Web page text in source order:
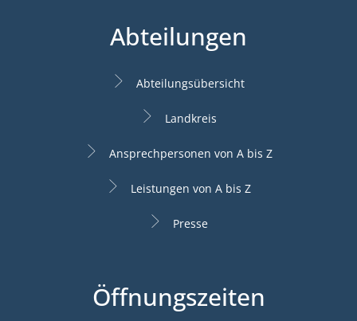
Abteilungen
Abteilungsübersicht
Landkreis
Ansprechpersonen von A bis Z
Leistungen von A bis Z
Presse
Öffnungszeiten